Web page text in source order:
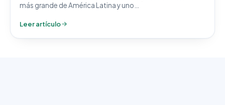
más grande de América Latina y uno…
Leer artículo